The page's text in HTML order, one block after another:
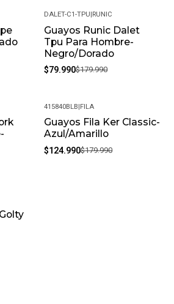
-56%
DALET-C1-TPU|RUNIC
Guayos Runic Dalet
Tpu Para Hombre-
Negro/Dorado
$79.990$179.990
-31%
415840BLB|FILA
Guayos Fila Ker Classic-
Azul/Amarillo
$124.990$179.990